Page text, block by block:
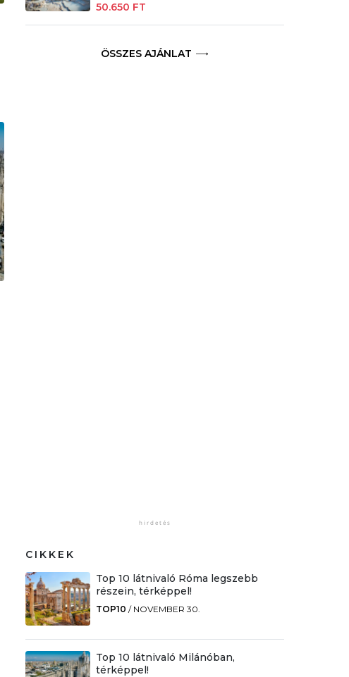
50.650 FT
ÖSSZES AJÁNLAT
CIKKEK
Top 10 látnivaló Róma legszebb
részein, térképpel!
TOP10 / NOVEMBER 30.
Top 10 látnivaló Milánóban,
térképpel!